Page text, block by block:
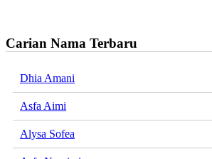
Carian Nama Terbaru
Dhia Amani
Asfa Aimi
Alysa Sofea